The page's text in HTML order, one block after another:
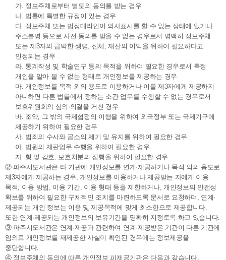
가. 정보주체로부터 별도의 동의를 받는 경우
나. 법률에 특별한 규정이 있는 경우
다. 정보주체 또는 법정대리인이 의사표시를 할 수 없는 상태에 있거나
주소불명 등으로 사전 동의를 받을 수 없는 경우로서 명백히 정보주체
또는 제3자의 급박한 생명, 신체, 재산의 이익을 위하여 필요하다고
인정되는 경우
라. 통계작성 및 학술연구 등의 목적을 위하여 필요한 경우로서 특정
개인을 알아 볼 수 없는 형태로 개인정보를 제공하는 경우
마. 개인정보를 목적 외의 용도로 이용하거나 이를 제3자에게 제공하지
아니하면 다른 법률에서 정하는 소관 업무를 수행할 수 없는 경우로서
보호위원회의 심의·의결을 거친 경우
바. 조약, 그 밖의 국제협정의 이행을 위하여 외국정부 또는 국제기구에
제공하기 위하여 필요한 경우
사. 범죄의 수사와 공소의 제기 및 유지를 위하여 필요한 경우
아. 법원의 재판업무 수행을 위하여 필요한 경우
자. 형 및 감호, 보호처분의 집행을 위하여 필요한 경우
② 파주시도서관은 타 기관에 개인정보를 연계·제공하거나 목적 외의 용도로
제3자에게 제공하는 경우, 개인정보를 이용하거나 제공받는 자에게 이용
목적, 이용 방법, 이용 기간, 이용 형태 등을 제한하거나, 개인정보의 안전성
확보를 위하여 필요한 구체적인 조치를 마련하도록 문서로 요청하며, 연계·
제공되는 개인 정보는 이용 및 제공목적에 맞게 최소한으로 제공합니다.
또한 연계·제공되는 개인정보의 보유기간을 명확히 지정토록 하고 있습니다.
③ 파주시도서관은 연계·제공과 관련하여 연계·제공받은 기관이 다른 기관에
임의로 개인정보를 재제공한 사실이 확인된 경우에는 정보제공을
중단합니다.
④ 정보주체의 동의에 따른 개인정보 피제공기관은 다음과 같습니다.